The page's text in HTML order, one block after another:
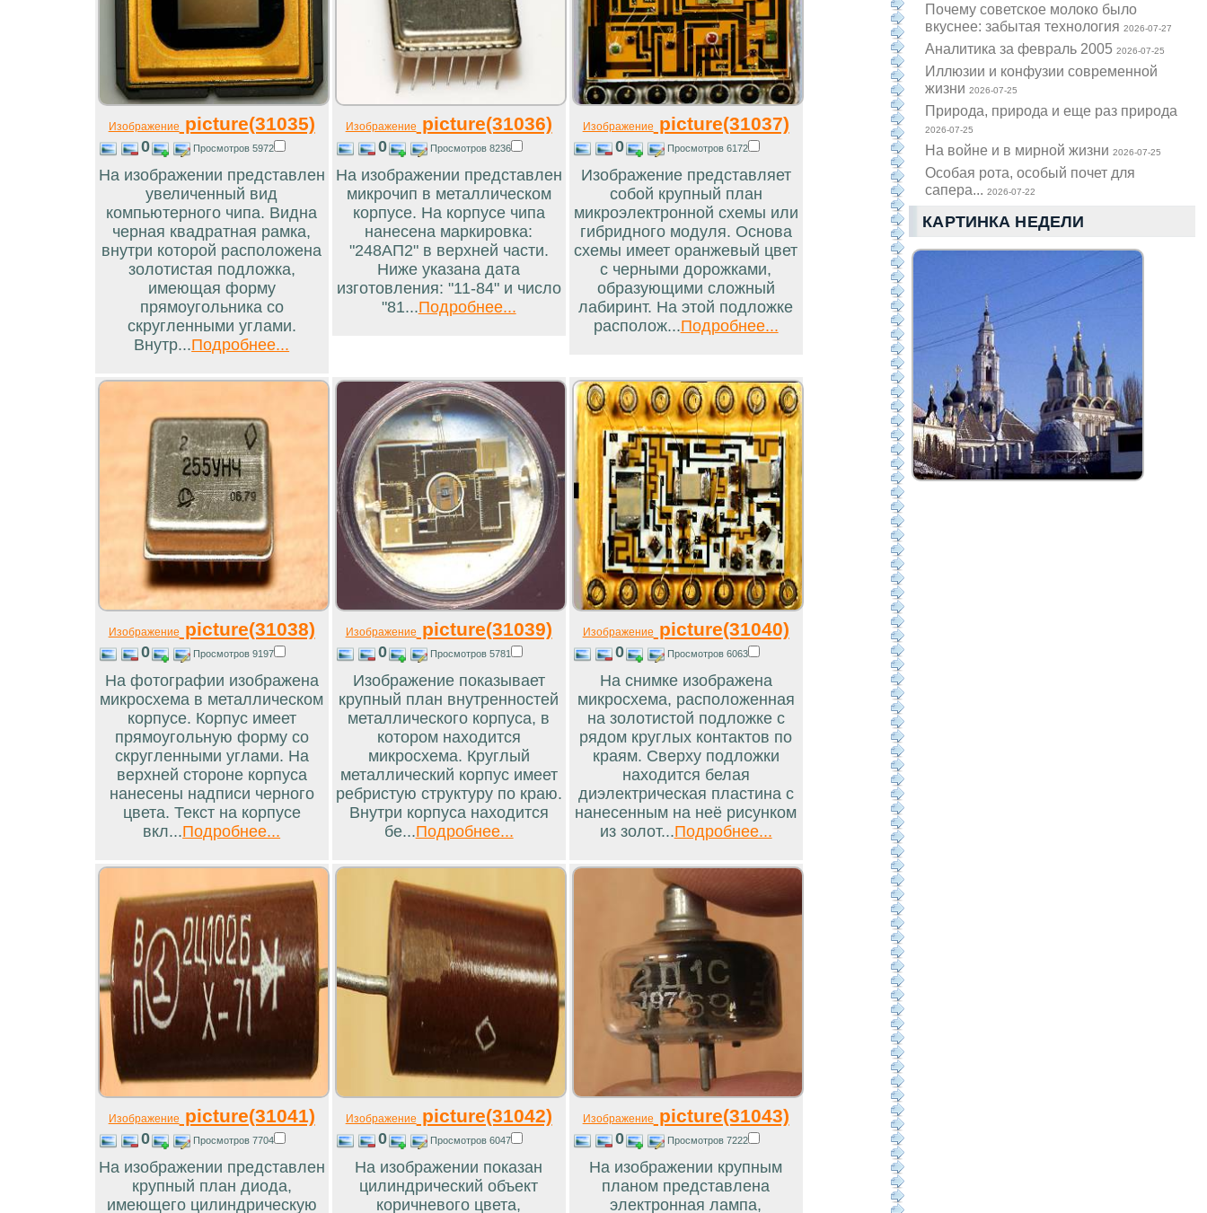
Почему советское молоко было
вкуснее: забытая технология2026-07-27
Аналитика за февраль 20052026-07-25
Иллюзии и конфузии современной
жизни2026-07-25
Природа, природа и еще раз природа
2026-07-25
На войне и в мирной жизни2026-07-25
Особая рота, особый почет для
сапера...2026-07-22
КАРТИНКА НЕДЕЛИ
Изображение picture(31035)
0 Просмотров 5972
На изображении представлен
увеличенный вид
компьютерного чипа. Видна
черная квадратная рамка,
внутри которой расположена
золотистая подложка,
имеющая форму
прямоугольника со
скругленными углами.
Внутр...Подробнее...
Изображение picture(31036)
0 Просмотров 8236
На изображении представлен
микрочип в металлическом
корпусе. На корпусе чипа
нанесена маркировка:
"248АП2" в верхней части.
Ниже указана дата
изготовления: "11-84" и число
"81...Подробнее...
Изображение picture(31037)
0 Просмотров 6172
Изображение представляет
собой крупный план
микроэлектронной схемы или
гибридного модуля. Основа
схемы имеет оранжевый цвет
с черными дорожками,
образующими сложный
лабиринт. На этой подложке
располож...Подробнее...
Изображение picture(31038)
0 Просмотров 9197
На фотографии изображена
микросхема в металлическом
корпусе. Корпус имеет
прямоугольную форму со
скругленными углами. На
верхней стороне корпуса
нанесены надписи черного
цвета. Текст на корпусе
вкл...Подробнее...
Изображение picture(31039)
0 Просмотров 5781
Изображение показывает
крупный план внутренностей
металлического корпуса, в
котором находится
микросхема. Круглый
металлический корпус имеет
ребристую структуру по краю.
Внутри корпуса находится
бе...Подробнее...
Изображение picture(31040)
0 Просмотров 6063
На снимке изображена
микросхема, расположенная
на золотистой подложке с
рядом круглых контактов по
краям. Сверху подложки
находится белая
диэлектрическая пластина с
нанесенным на неё рисунком
из золот...Подробнее...
Изображение picture(31041)
0 Просмотров 7704
На изображении представлен
крупный план диода,
имеющего цилиндрическую
Изображение picture(31042)
0 Просмотров 6047
На изображении показан
цилиндрический объект
коричневого цвета,
Изображение picture(31043)
0 Просмотров 7222
На изображении крупным
планом представлена
электронная лампа,